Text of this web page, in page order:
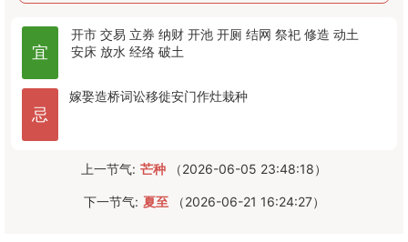
宜
开市 交易 立券 纳财 开池 开厕 结网 祭祀 修造 动土
安床 放水 经络 破土
忌
嫁娶造桥词讼移徙安门作灶栽种
上一节气: 芒种 （2026-06-05 23:48:18）
下一节气: 夏至 （2026-06-21 16:24:27）